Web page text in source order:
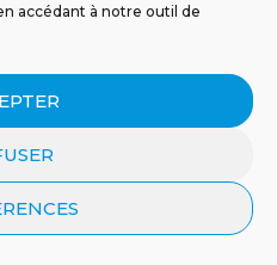
accédant à notre outil de
de la nature : en
a détruit un
en une heure